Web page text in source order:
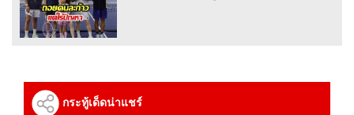
กระทู้เด็ดน่าแชร์